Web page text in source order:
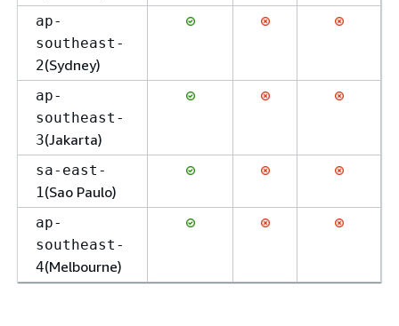
ap-
southeast-
2(Sydney)
ap-
southeast-
3(Jakarta)
sa-east-
1(Sao Paulo)
ap-
southeast-
4(Melbourne)